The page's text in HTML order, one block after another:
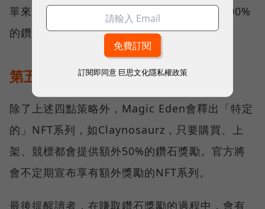
單來說只要不使用其他NFT平台，就能獲得100%
的鑽石獎勵加成。
第五：額外獎勵
除了上述四點策略外，Magic Eden會釋出「特定
的」NFT系列，如Claynosaurz，只要購買、上
架、競標都會提供額外50%的鑽石獎勵。官方將
會不定期宣布享有額外獎勵的NFT系列。
最後提醒讀者，在賺取鑽石獎勵的過程中，會有
訂閱即同意 巨思文化隱私權政策